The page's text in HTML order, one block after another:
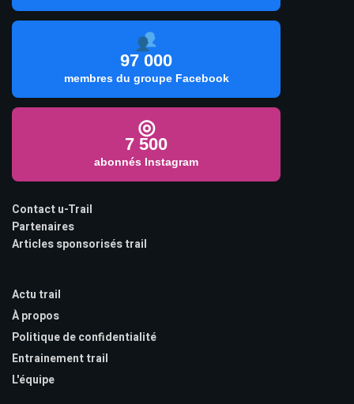
97 000
membres du groupe Facebook
◎
7 500
abonnés Instagram
Contact u-Trail
Partenaires
Articles sponsorisés trail
Actu trail
À propos
Politique de confidentialité
Entrainement trail
L'équipe